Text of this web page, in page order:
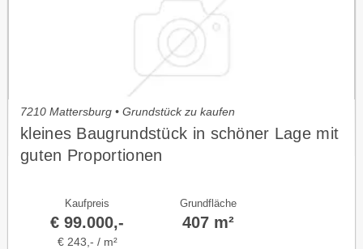
7210 Mattersburg • Grundstück zu kaufen
kleines Baugrundstück in schöner Lage mit
guten Proportionen
Kaufpreis
€ 99.000,-
€ 243,- / m²
Grundfläche
407 m²